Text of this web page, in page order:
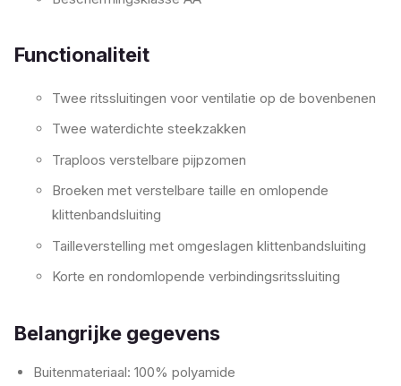
Functionaliteit
Twee ritssluitingen voor ventilatie op de bovenbenen
Twee waterdichte steekzakken
Traploos verstelbare pijpzomen
Broeken met verstelbare taille en omlopende
klittenbandsluiting
Tailleverstelling met omgeslagen klittenbandsluiting
Korte en rondomlopende verbindingsritssluiting
Belangrijke gegevens
Buitenmateriaal: 100% polyamide